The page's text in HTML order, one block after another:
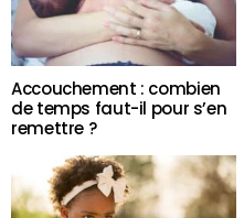
Accouchement : combien
de temps faut-il pour s’en
remettre ?